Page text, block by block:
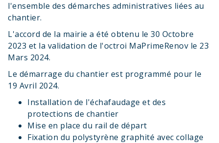
l'ensemble des démarches administratives liées au
chantier.
L'accord de la mairie a été obtenu le 30 Octobre
2023 et la validation de l'octroi MaPrimeRenov le 23
Mars 2024.
Le démarrage du chantier est programmé pour le
19 Avril 2024.
Installation de l'échafaudage et des
protections de chantier
Mise en place du rail de départ
Fixation du polystyrène graphité avec collage